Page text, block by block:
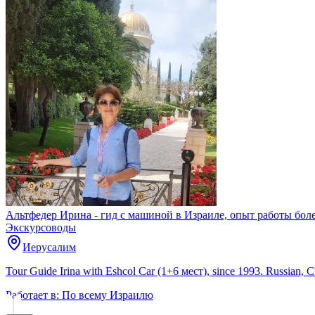
Альтфедер Ирина - гид с машиной в Израиле, опыт работы
Экскурсоводы
Иерусалим
Tour Guide Irina with Eshcol Car (1+6 мест), since 1993. Russian,
Работает в: По всему Израилю